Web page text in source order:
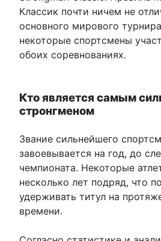
Классик почти ничем не
основного мирового
некоторые спортсмены
обоих соревнованиях.
Кто является самым
стронгменом
Звание сильнейшего
завоевывается на год, до
чемпионата. Некоторые
несколько лет подряд, что
удерживать титул на
времени.